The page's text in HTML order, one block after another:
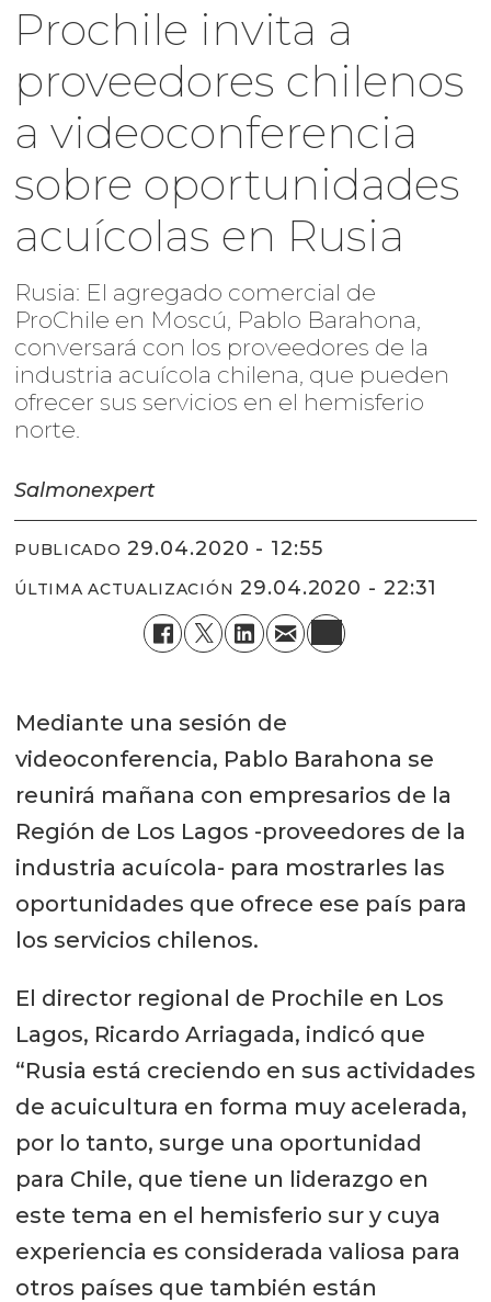
Prochile invita a
proveedores chilenos
a videoconferencia
sobre oportunidades
acuícolas en Rusia
Rusia: El agregado comercial de
ProChile en Moscú, Pablo Barahona,
conversará con los proveedores de la
industria acuícola chilena, que pueden
ofrecer sus servicios en el hemisferio
norte.
Salmonexpert
PUBLICADO 29.04.2020 - 12:55
ÚLTIMA ACTUALIZACIÓN 29.04.2020 - 22:31
Mediante una sesión de
videoconferencia, Pablo Barahona se
reunirá mañana con empresarios de la
Región de Los Lagos -proveedores de la
industria acuícola- para mostrarles las
oportunidades que ofrece ese país para
los servicios chilenos.
El director regional de Prochile en Los
Lagos, Ricardo Arriagada, indicó que
“Rusia está creciendo en sus actividades
de acuicultura en forma muy acelerada,
por lo tanto, surge una oportunidad
para Chile, que tiene un liderazgo en
este tema en el hemisferio sur y cuya
experiencia es considerada valiosa para
otros países que también están